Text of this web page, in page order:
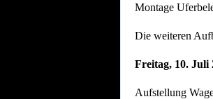
Montage
Die weiteren
Freitag, 10. Juli
Aufstellung